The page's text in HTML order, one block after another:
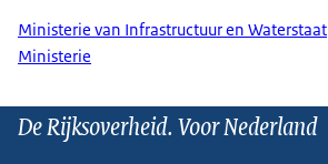
Ministerie van Infrastructuur en Waterstaat
Ministerie
De Rijksoverheid. Voor Nederland